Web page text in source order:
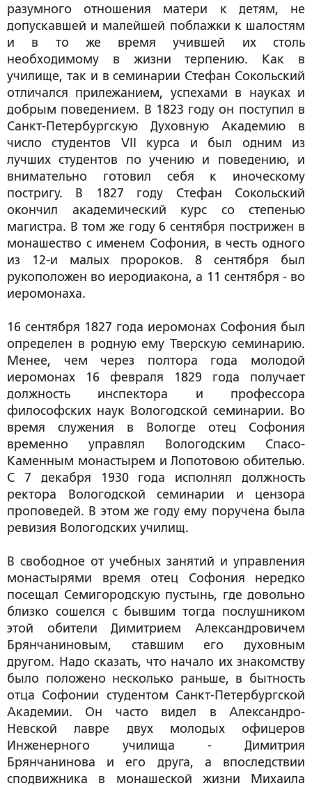
разумного отношения матери к детям, не
допускавшей и малейшей поблажки к шалостям
и в то же время учившей их столь
необходимому в жизни терпению. Как в
училище, так и в семинарии Стефан Сокольский
отличался прилежанием, успехами в науках и
добрым поведением. В 1823 году он поступил в
Санкт-Петербургскую Духовную Академию в
число студентов VII курса и был одним из
лучших студентов по учению и поведению, и
внимательно готовил себя к иноческому
постригу. В 1827 году Стефан Сокольский
окончил академический курс со степенью
магистра. В том же году 6 сентября пострижен в
монашество с именем Софония, в честь одного
из 12-и малых пророков. 8 сентября был
рукоположен во иеродиакона, а 11 сентября - во
иеромонаха.
16 сентября 1827 года иеромонах Софония был
определен в родную ему Тверскую семинарию.
Менее, чем через полтора года молодой
иеромонах 16 февраля 1829 года получает
должность инспектора и профессора
философских наук Вологодской семинарии. Во
время служения в Вологде отец Софония
временно управлял Вологодским Спасо-
Каменным монастырем и Лопотовою обителью.
С 7 декабря 1930 года исполнял должность
ректора Вологодской семинарии и цензора
проповедей. В этом же году ему поручена была
ревизия Вологодских училищ.
В свободное от учебных занятий и управления
монастырями время отец Софония нередко
посещал Семигородскую пустынь, где довольно
близко сошелся с бывшим тогда послушником
этой обители Димитрием Александровичем
Брянчаниновым, ставшим его духовным
другом. Надо сказать, что начало их знакомству
было положено несколько раньше, в бытность
отца Софонии студентом Санкт-Петербургской
Академии. Он часто видел в Александро-
Невской лавре двух молодых офицеров
Инженерного училища - Димитрия
Брянчанинова и его друга, а впоследствии
сподвижника в монашеской жизни Михаила